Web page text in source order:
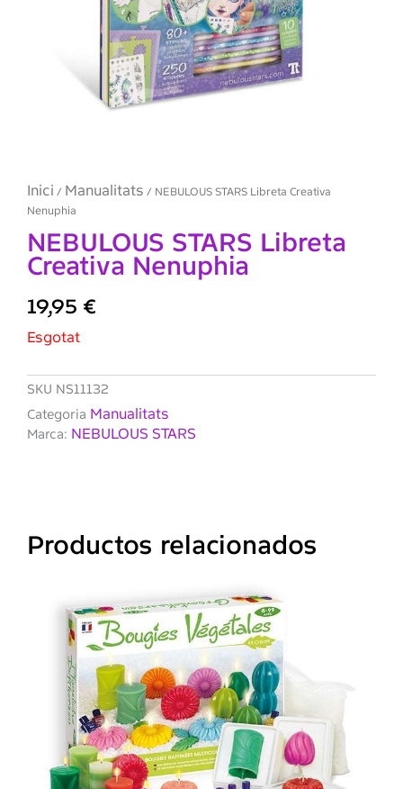
Inici / Manualitats / NEBULOUS STARS Libreta Creativa
Nenuphia
NEBULOUS STARS Libreta
Creativa Nenuphia
19,95 €
Esgotat
SKU NS11132
Categoria Manualitats
Marca: NEBULOUS STARS
Productos relacionados